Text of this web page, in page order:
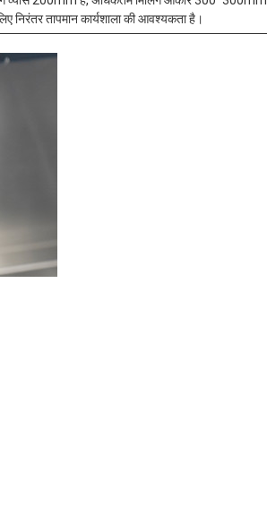
निरंतर तापमान कार्यशाला की आवश्यकता है।